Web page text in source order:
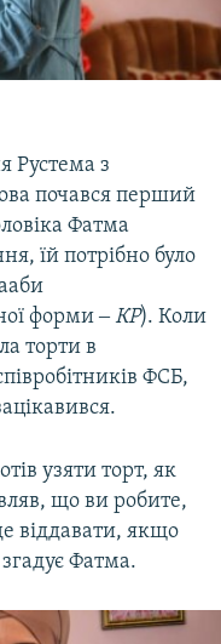
Рустема з
почався перший
Фатма
їй потрібно було
форми ‒КР). Коли
торти в
ФСБ,
узяти торт, як
що ви робите,
віддавати, якщо
Фатма.